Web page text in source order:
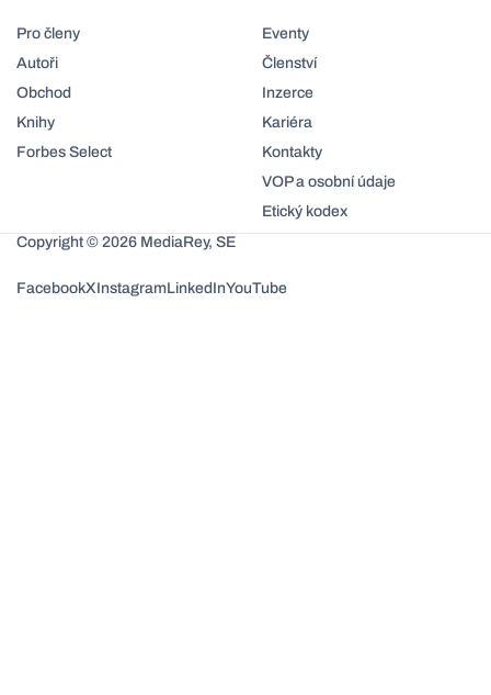
Pro členy
Autoři
Obchod
Knihy
Forbes Select
Eventy
Členství
Inzerce
Kariéra
Kontakty
VOP a osobní údaje
Etický kodex
Copyright © 2026 MediaRey, SE
FacebookXInstagramLinkedInYouTube